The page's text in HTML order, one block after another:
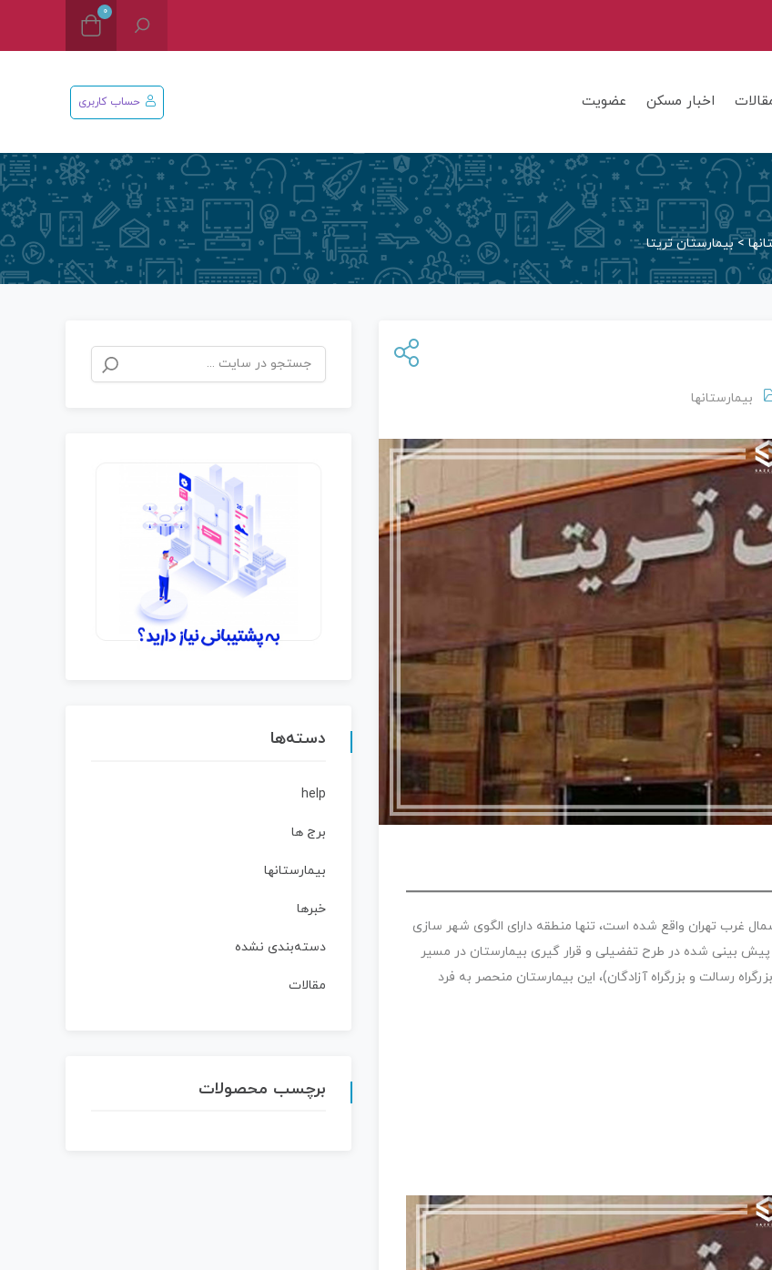
0
اخبار مسکن عضویت حساب کاربری
>بیمارستان تریتا
بیمارستانها
شهرداری، که در شمال غرب تهران واقع شده است، تنها منطقه دارای الگوی شهر سازی
بیش از ۱ میلیون نفر جمعیت پیش بینی شده در طرح تفضیلی و قرار گیری بیمارستان در مسیر
رسالت و بزرگراه آزادگان)، این بیمارستان منحصر به فرد
دسته‌ها
help
برج ها
بیمارستانها
خبرها
دسته‌بندی نشده
مقالات
برچسب محصولات